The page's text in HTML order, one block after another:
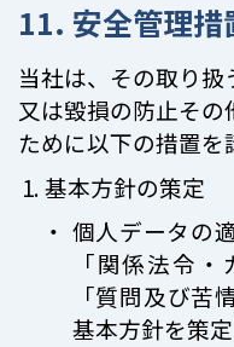
11. 安全管理措
当社は、その取り
又は毀損の防止そ
ために以下の措置を
基本方針の策定
個人データの
「関係法令
「質問及び苦
基本方針を策定